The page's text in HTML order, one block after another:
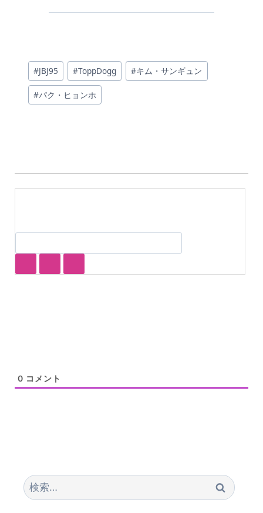
投
稿
タ
#JBJ95 #ToppDogg #キム・サンギュン
#パク・ヒョンホ
0 コメント
検
索: